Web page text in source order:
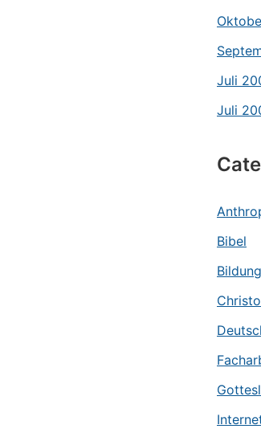
Juli
Juli
Bibel